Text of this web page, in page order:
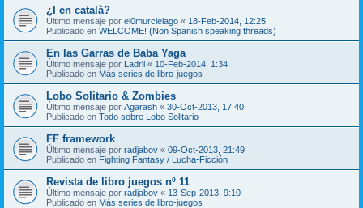
¿I en català?
Último mensaje por el0murcielago « 18-Feb-2014, 12:25
Publicado en WELCOME! (Non Spanish speaking threads)
En las Garras de Baba Yaga
Último mensaje por Ladril « 10-Feb-2014, 1:34
Publicado en Más series de libro-juegos
Lobo Solitario & Zombies
Último mensaje por Agarash « 30-Oct-2013, 17:40
Publicado en Todo sobre Lobo Solitario
FF framework
Último mensaje por radjabov « 09-Oct-2013, 21:49
Publicado en Fighting Fantasy / Lucha-Ficción
Revista de libro juegos nº 11
Último mensaje por radjabov « 13-Sep-2013, 9:10
Publicado en Más series de libro-juegos